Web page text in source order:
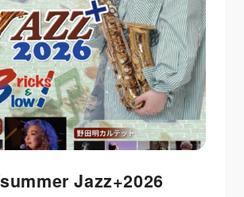
Jazz+2026